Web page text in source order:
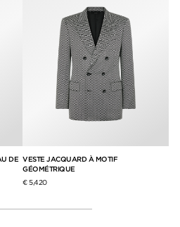
DE VESTE JACQUARD À MOTIF
GÉOMÉTRIQUE
€ 5,420